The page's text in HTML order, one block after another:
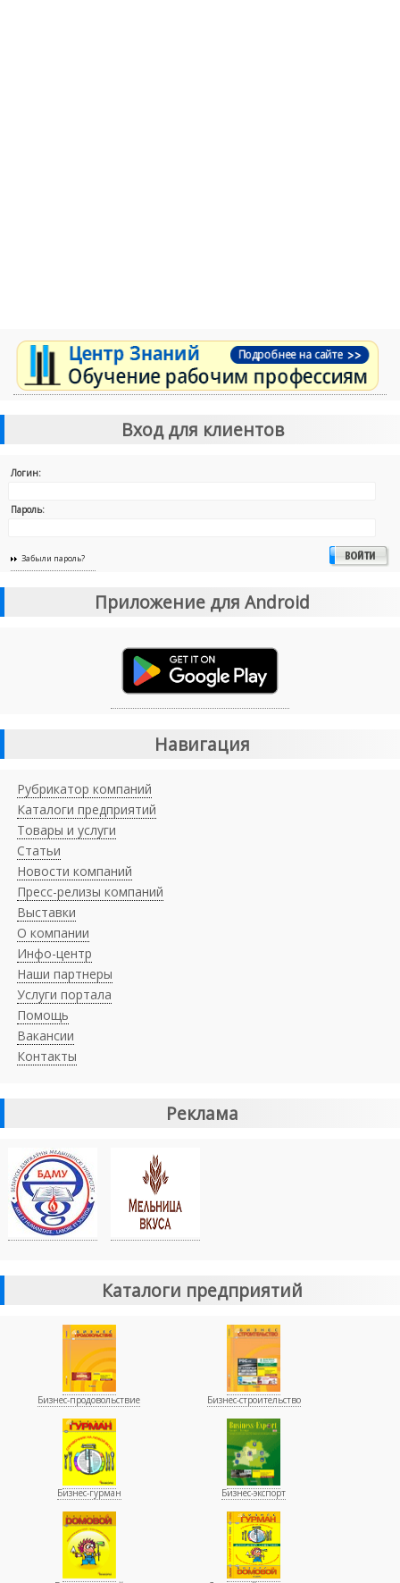
Вход для клиентов
Логин:
Пароль:
Забыли пароль?
Приложение для Android
Навигация
Рубрикатор компаний
Каталоги предприятий
Товары и услуги
Статьи
Новости компаний
Пресс-релизы компаний
Выставки
О компании
Инфо-центр
Наши партнеры
Услуги портала
Помощь
Вакансии
Контакты
Реклама
Каталоги предприятий
Бизнес-продовольствие Бизнес-строительство
Бизнес-гурман Бизнес-экспорт